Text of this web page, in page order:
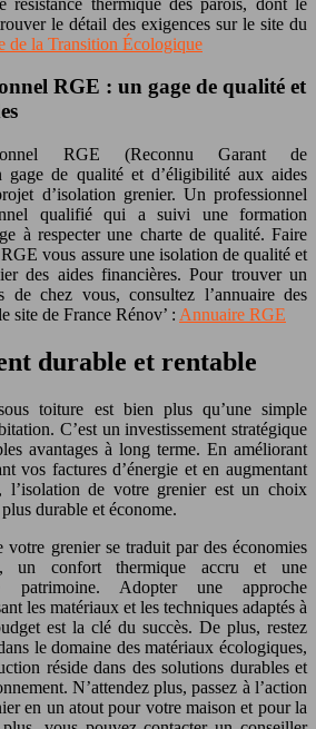
le détail des exigences sur le site du
de la Transition Écologique
RGE : un gage de qualité et
RGE (Reconnu Garant de
gage de qualité et d’éligibilité aux aides
d’isolation grenier. Un professionnel
qualifié qui a suivi une formation
à respecter une charte de qualité. Faire
vous assure une isolation de qualité et
des aides financières. Pour trouver un
de chez vous, consultez l’annuaire des
site de France Rénov’ : Annuaire RGE
durable et rentable
toiture est bien plus qu’une simple
C’est un investissement stratégique
avantages à long terme. En améliorant
vos factures d’énergie et en augmentant
de votre grenier est un choix
durable et économe.
votre grenier se traduit par des économies
un confort thermique accru et une
patrimoine. Adopter une approche
les matériaux et les techniques adaptés à
est la clé du succès. De plus, restez
le domaine des matériaux écologiques,
réside dans des solutions durables et
N’attendez plus, passez à l’action
en un atout pour votre maison et pour la